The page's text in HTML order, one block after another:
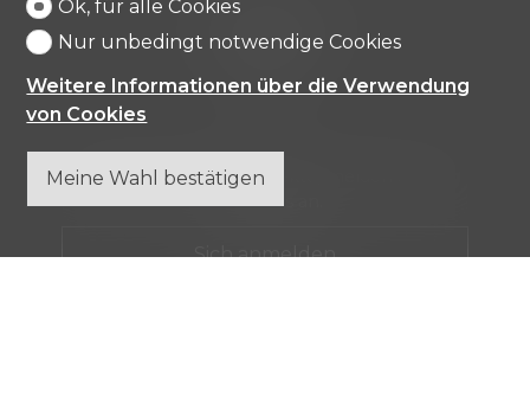
Startseite
Immobilienobjekte
Firma
Kontakt
Verpassen Sie keine Objekte, melden Sie sich
kostenlos an.
Sich anmelden
Ok, für alle Cookies
Nur unbedingt notwendige Cookies
Weitere Informationen über die Verwendung
von Cookies
Meine Wahl bestätigen